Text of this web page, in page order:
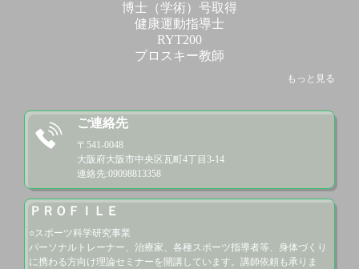
博士（学術）号取得
健康運動指導士
RYT200
プロスキー教師
⭕️姿勢矯正インソール販売
もっと見る
ご連絡先
〒541-0048
大阪府大阪市中央区瓦町4丁目3-14
連絡先:09098813358
ＰＲＯＦＩＬＥ
○スポーツ科学研究事業
パーソナルトレーナー、治療家、各種スポーツ指導者等、身体づくり
に携わる方向け理論セミナーを開講しています。講師依頼も承りま